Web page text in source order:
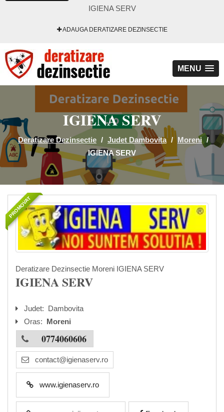
IGIENA SERV
ADAUGA DERATIZARE DEZINSECTIE
MENU
IGIENA SERV
Deratizare Dezinsectie / Judet Dambovita / Moreni /
IGIENA SERV
PROMOVAT
Deratizare Dezinsectie Moreni IGIENA SERV
IGIENA SERV
Judet: Dambovita
Oras: Moreni
0774060606
contact@igienaserv.ro
www.igienaserv.ro